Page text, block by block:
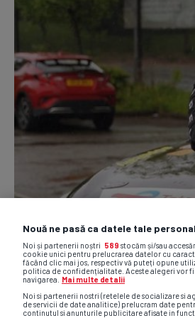
Nouă ne pasă ca datele tale
Noi și partenerii noștri 589 stocăm și/sau
cookie unici pentru prelucrarea datelor cu
făcând clic mai jos, respectiv vă puteți opune
politica de confidențialitate. Aceste alegeri vor
navigarea.
Mai multe detalii
Noi si partenerii nostri (retelele de socializare si
de servicii de date analitice) prelucram date
continutul si anunturile publicitare afisate in